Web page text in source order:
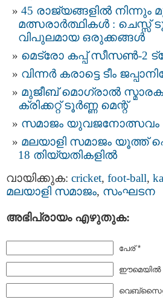
45 രാജ്യങ്ങളിൽ നിന്നും
മത്സരാർത്ഥികൾ : ചെസ്സ്
വിപുലമായ ഒരുക്കങ്ങൾ
മെട്രോ കപ്പ് സീസൺ-2
വിന്നർ കരാട്ടെ ടീം
മുജീബ് മൊഗ്രാൽ
ക്രിക്കറ്റ് ടൂർണ്ണ മെന്റ്
സമാജം യുവജനോത്സവം
മലയാളി സമാജം യൂത്ത്
18 തിയ്യതികളിൽ
വായിക്കുക: cricket, foot-ball,
മലയാളി സമാജം, സംഘടന
അഭിപ്രായം എഴുതുക:
പേര് *
ഈമെയില്‍